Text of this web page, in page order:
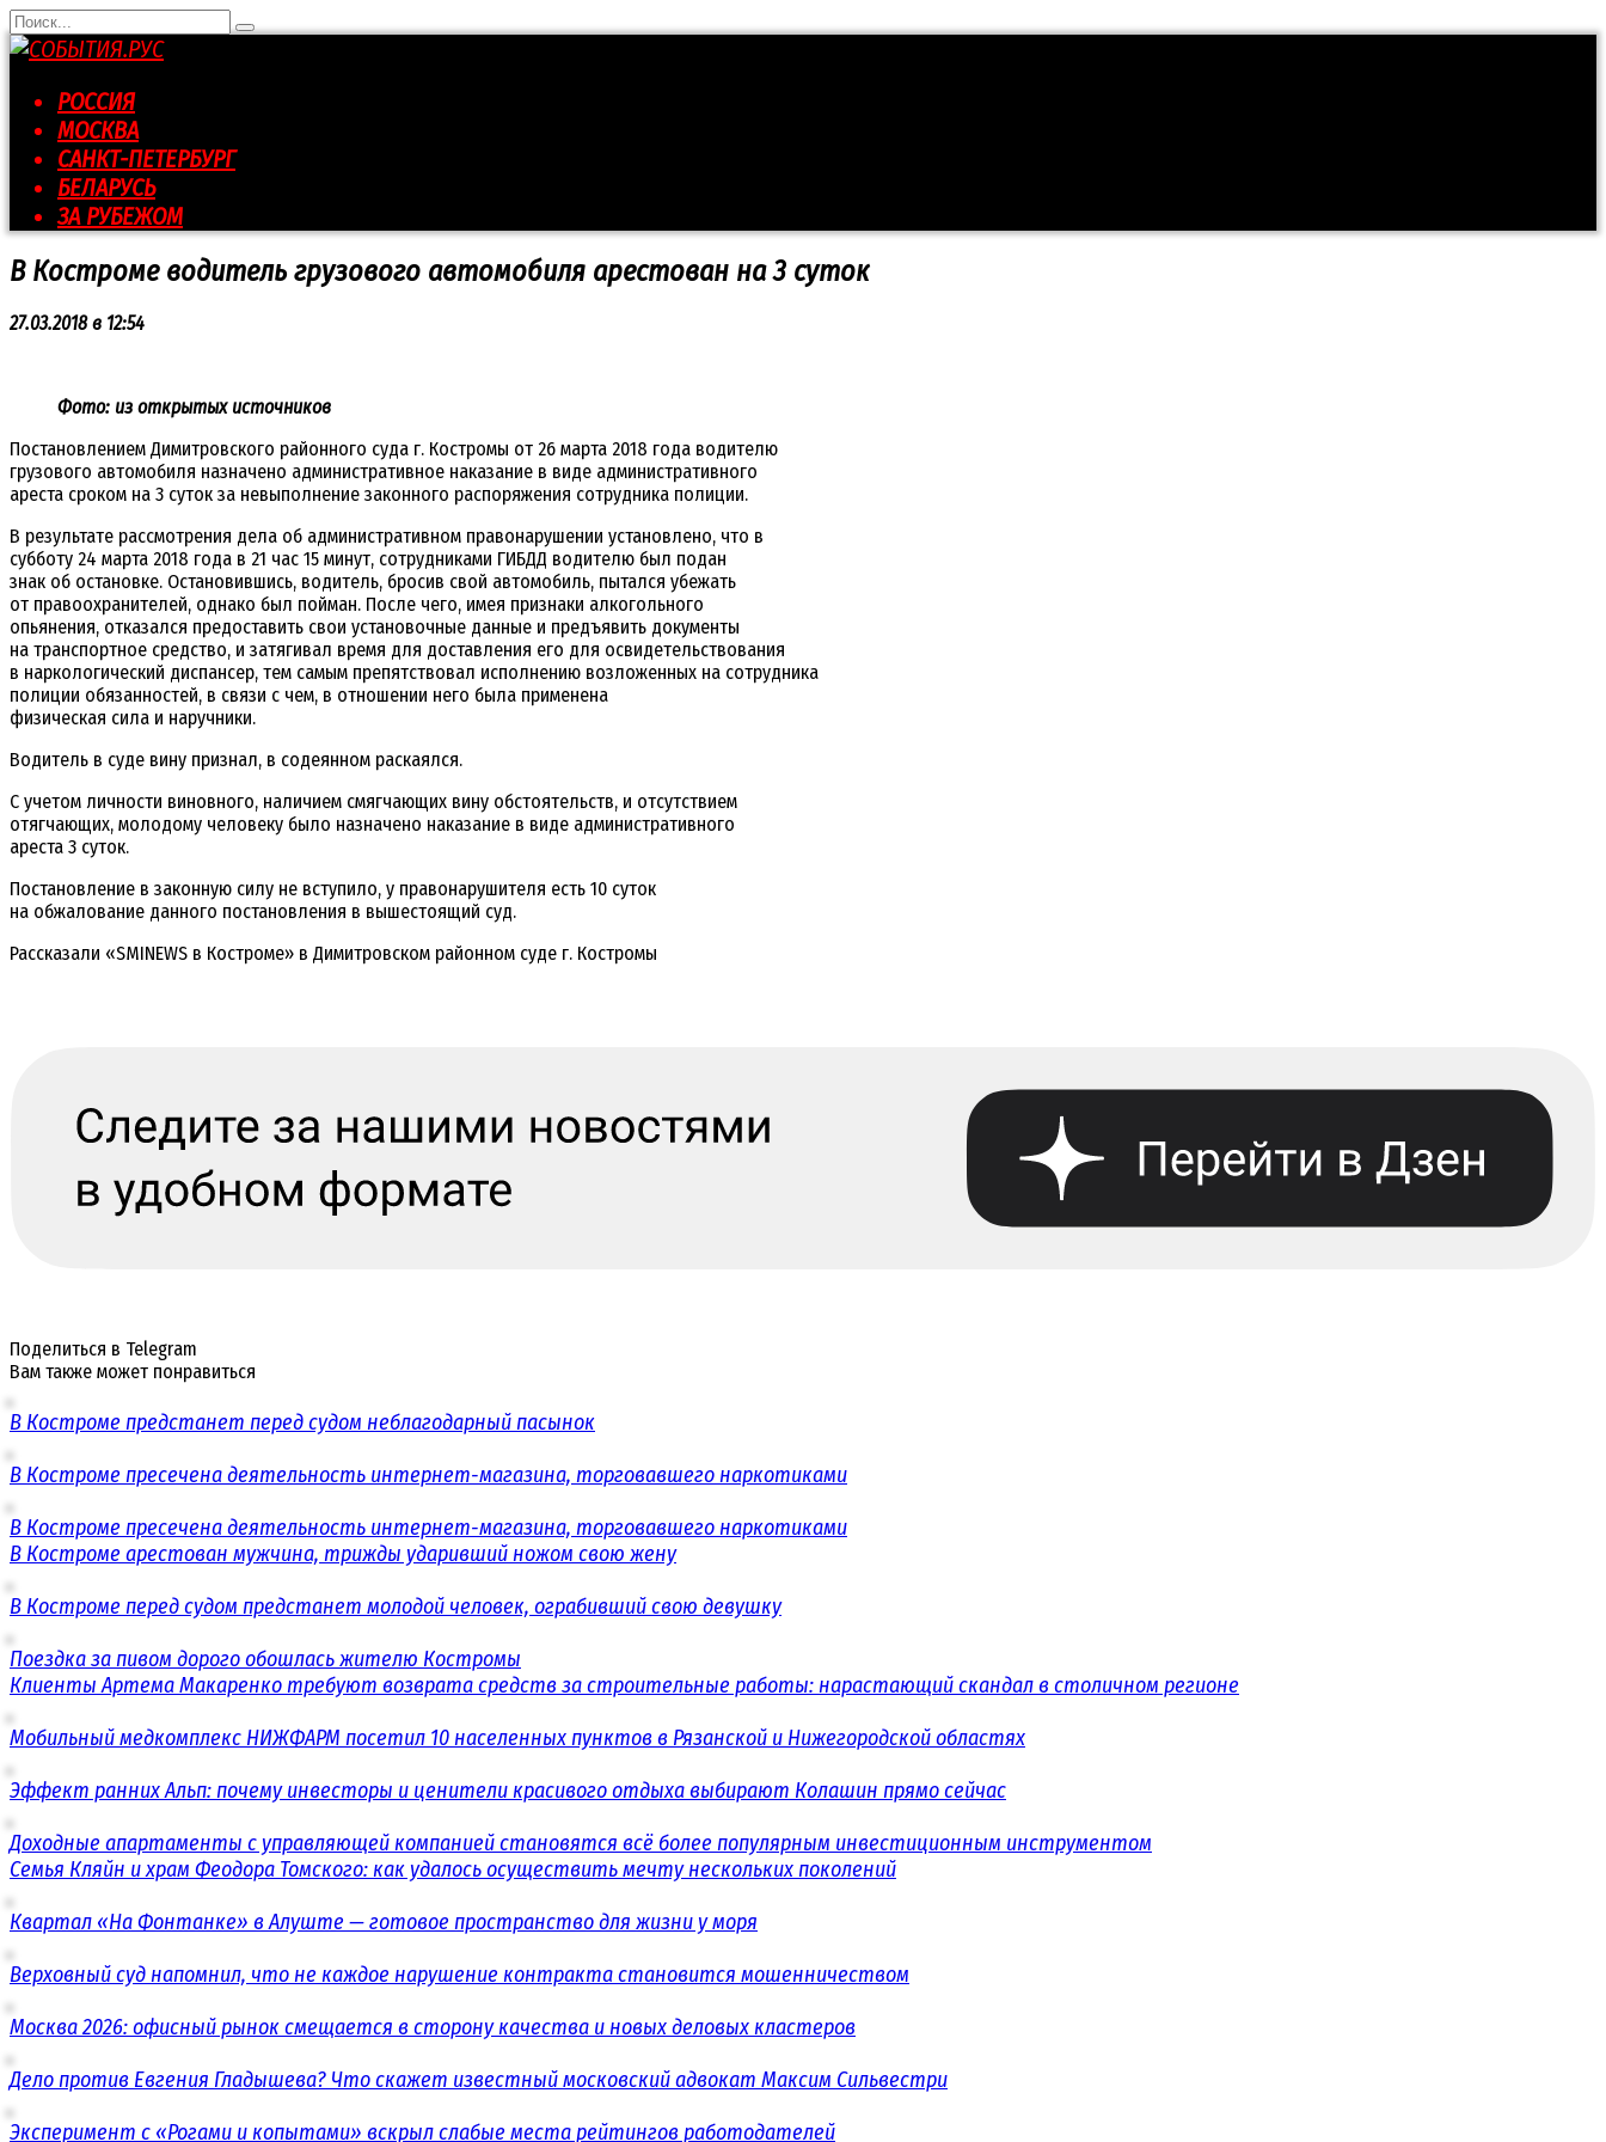
Перейти
к
контенту
Search
for:
РОССИЯ
МОСКВА
САНКТ-ПЕТЕРБУРГ
БЕЛАРУСЬ
ЗА РУБЕЖОМ
В Костроме водитель грузового автомобиля арестован на 3 суток
27.03.2018 в 12:54
Фото: из открытых источников
Постановлением Димитровского районного суда г. Костромы от 26 марта 2018 года водителю
грузового автомобиля назначено административное наказание в виде административного
ареста сроком на 3 суток за невыполнение законного распоряжения сотрудника полиции.
В результате рассмотрения дела об административном правонарушении установлено, что в
субботу 24 марта 2018 года в 21 час 15 минут, сотрудниками ГИБДД водителю был подан
знак об остановке. Остановившись, водитель, бросив свой автомобиль, пытался убежать
от правоохранителей, однако был пойман. После чего, имея признаки алкогольного
опьянения, отказался предоставить свои установочные данные и предъявить документы
на транспортное средство, и затягивал время для доставления его для освидетельствования
в наркологический диспансер, тем самым препятствовал исполнению возложенных на сотрудника
полиции обязанностей, в связи с чем, в отношении него была применена
физическая сила и наручники.
Водитель в суде вину признал, в содеянном раскаялся.
С учетом личности виновного, наличием смягчающих вину обстоятельств, и отсутствием
отягчающих, молодому человеку было назначено наказание в виде административного
ареста 3 суток.
Постановление в законную силу не вступило, у правонарушителя есть 10 суток
на обжалование данного постановления в вышестоящий суд.
Рассказали «SMINEWS в Костроме» в Димитровском районном суде г. Костромы
Поделиться в Telegram
Вам также может понравиться
В Костроме предстанет перед судом неблагодарный пасынок
В Костроме пресечена деятельность интернет-магазина, торговавшего наркотиками
В Костроме пресечена деятельность интернет-магазина, торговавшего наркотиками
В Костроме арестован мужчина, трижды ударивший ножом свою жену
В Костроме перед судом предстанет молодой человек, ограбивший свою девушку
Поездка за пивом дорого обошлась жителю Костромы
Клиенты Артема Макаренко требуют возврата средств за строительные работы: нарастающий скандал в столичном регионе
Мобильный медкомплекс НИЖФАРМ посетил 10 населенных пунктов в Рязанской и Нижегородской областях
Эффект ранних Альп: почему инвесторы и ценители красивого отдыха выбирают Колашин прямо сейчас
Доходные апартаменты с управляющей компанией становятся всё более популярным инвестиционным инструментом
Семья Кляйн и храм Феодора Томского: как удалось осуществить мечту нескольких поколений
Квартал «На Фонтанке» в Алуште — готовое пространство для жизни у моря
Верховный суд напомнил, что не каждое нарушение контракта становится мошенничеством
Москва 2026: офисный рынок смещается в сторону качества и новых деловых кластеров
Дело против Евгения Гладышева? Что скажет известный московский адвокат Максим Сильвестри
Эксперимент с «Рогами и копытами» вскрыл слабые места рейтингов работодателей